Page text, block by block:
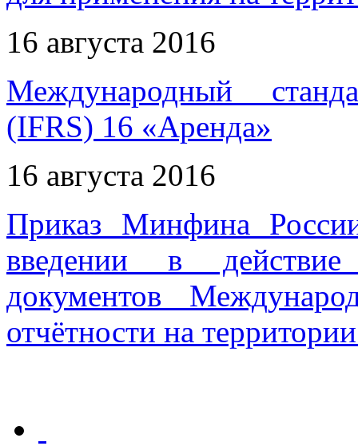
16 августа 2016
Международный
(IFRS) 16 «Аренда»
16 августа 2016
Приказ Минфина
введении в
документов
отчётности на